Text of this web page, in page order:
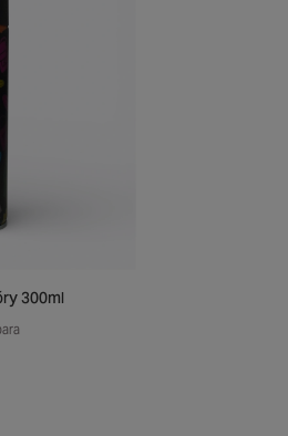
300ml